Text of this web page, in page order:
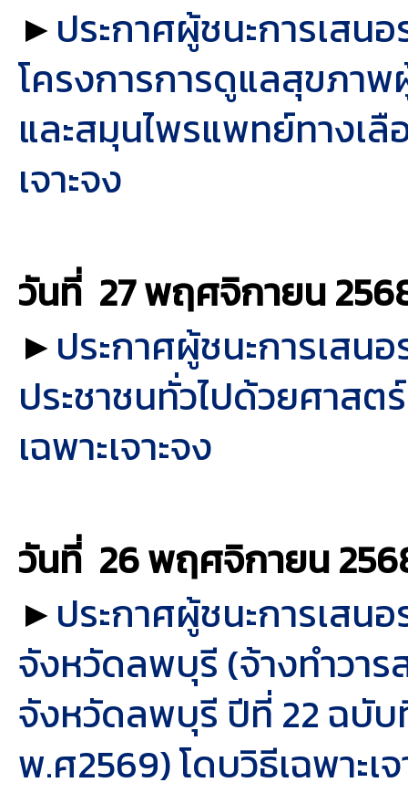
►ประกาศผู้ชนะการเสน
โครงการการดูแลสุขภา
และสมุนไพรแพทย์ทางเลื
เจาะจง
วันที่ 27 พฤศจิกายน
►ประกาศผู้ชนะการเสน
ประชาชนทั่วไปด้วยศาส
เฉพาะเจาะจง
วันที่ 26 พฤศจิกายน
►ประกาศผู้ชนะการเสน
จังหวัดลพบุรี (จ้างทำวา
จังหวัดลพบุรี ปีที่ 22 ฉบั
พ.ศ2569) โดบวิธีเฉพาะเจ